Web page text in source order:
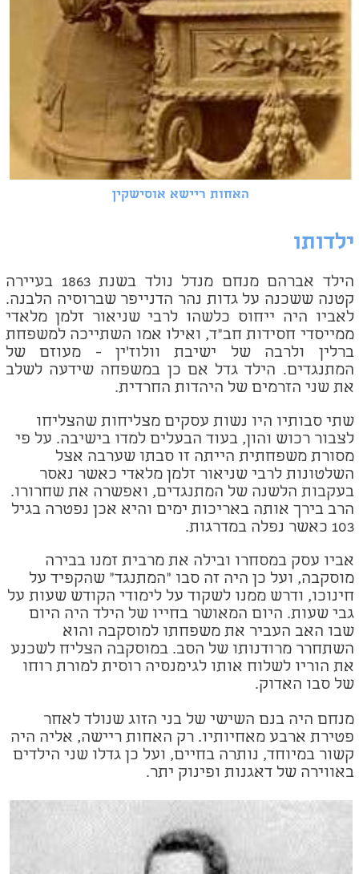
האחות ריישא אוסישקין
ילדותו
הילד אברהם מנחם מנדל נולד בשנת 1863 בעיירה
קטנה ששכנה על גדות נהר הדנייפר שברוסיה הלבנה.
לאביו היה ייחוס כלשהו לרבי שניאור זלמן מלאדי
ממייסדי חסידות חב"ד, ואילו אמו השתייכה למשפחת
ברלין ולרבה של ישיבת וולוז'ין - מעוזם של
המתנגדים. הילד גדל אם כן במשפחה שידעה לשלב
את שני הזרמים של היהדות החרדית.
שתי סבותיו היו נשות עסקים מצליחות שהצליחו
לצבור רכוש והון, בעוד הבעלים למדו בישיבה. על פי
מסורת משפחתית הייתה זו סבתו שערבה אצל
השלטונות לרבי שניאור זלמן מלאדי כאשר נאסר
בעקבות הלשנה של המתנגדים, ואפשרה את שחרורו.
הרב בירך אותה באריכות ימים והיא אכן נפטרה בגיל
103 כאשר נפלה במדרגות.
אביו עסק במסחרו ובילה את מרבית זמנו בבירה
מוסקבה, ועל כן היה זה סבו "המתנגד" שהקפיד על
חינוכו, ודרש ממנו לשקוד על לימודי הקודש שעות על
גבי שעות. היום המאושר בחייו של הילד היה היום
שבו האב העביר את משפחתו למוסקבה והוא
השתחרר מרודנותו של הסב. במוסקבה הצליח לשכנע
את הוריו לשלוח אותו לגימנסיה רוסית למורת רוחו
של סבו האדוק.
מנחם היה בנם השישי של בני הזוג שנולד לאחר
פטירת ארבע מאחיותיו. רק האחות ריישה, אליה היה
קשור במיוחד, נותרה בחיים, ועל כן גדלו שני הילדים
באווירה של דאגנות ופינוק יתר.